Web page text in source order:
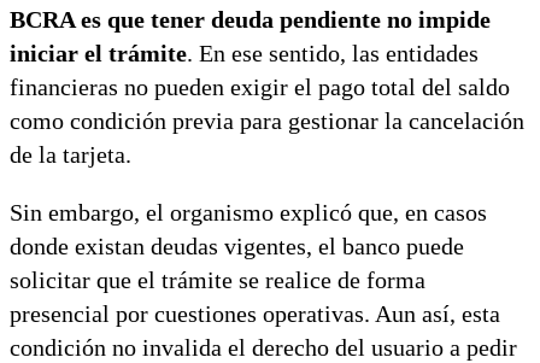
BCRA es que tener deuda pendiente no impide
iniciar el trámite. En ese sentido, las entidades
financieras no pueden exigir el pago total del saldo
como condición previa para gestionar la cancelación
de la tarjeta.
Sin embargo, el organismo explicó que, en casos
donde existan deudas vigentes, el banco puede
solicitar que el trámite se realice de forma
presencial por cuestiones operativas. Aun así, esta
condición no invalida el derecho del usuario a pedir